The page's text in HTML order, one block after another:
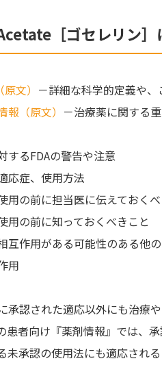
［ゴセレリン］
文） －詳細な科学的定義や
（原文） －治療薬に関する
するFDAの警告や注意
応症、使用方法
用の前に担当医に伝えておく
用の前に知っておくべきこと
互作用がある可能性のある他
用
承認された適応以外にも治療
患者向け『薬剤情報』では、
未承認の使用法にも適応される